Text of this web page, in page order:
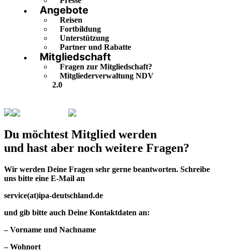
Angebote
Reisen
Fortbildung
Unterstützung
Partner und Rabatte
Mitgliedschaft
Fragen zur Mitgliedschaft?
Mitgliederverwaltung NDV
2.0
Du möchtest Mitglied werden
und hast aber noch weitere Fragen?
Wir werden Deine Fragen sehr gerne beantworten. Schreibe
uns bitte eine E-Mail an
service(at)ipa-deutschland.de
und gib bitte auch Deine Kontaktdaten an:
– Vorname und Nachname
– Wohnort